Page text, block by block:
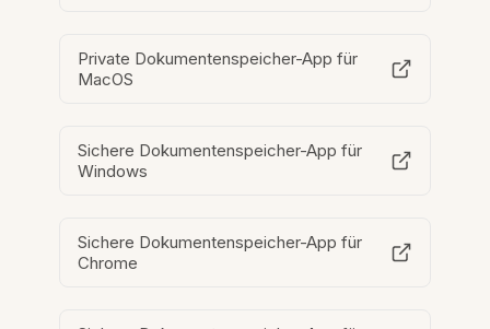
Private Dokumentenspeicher-App für
MacOS
Sichere Dokumentenspeicher-App für
Windows
Sichere Dokumentenspeicher-App für
Chrome